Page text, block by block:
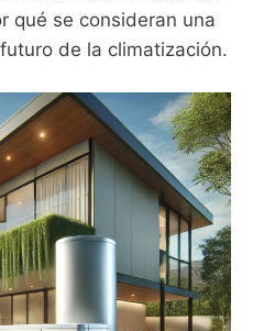
qué se consideran una
de la climatización.